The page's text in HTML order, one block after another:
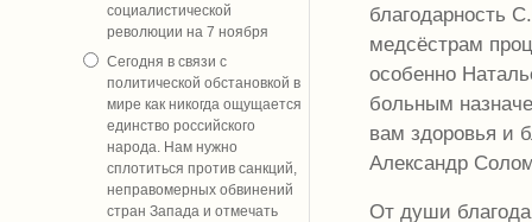
социалистической
революции на 7 ноября
Сегодня в связи с
политической обстановкой в
мире как никогда ощущается
единство российского
народа. Нам нужно
сплотиться против санкций,
неправомерных обвинений
стран Запада и отмечать
благодарность
медсёстрам
особенно
больным
вам здоровья и
Александр
От души